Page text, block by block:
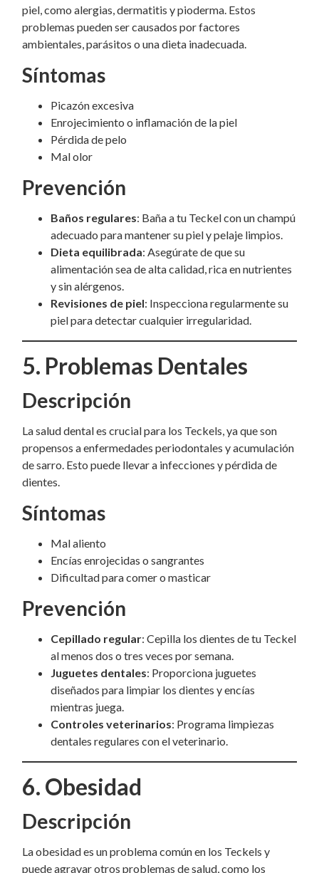
piel, como alergias, dermatitis y pioderma. Estos
problemas pueden ser causados por factores
ambientales, parásitos o una dieta inadecuada.
Síntomas
Picazón excesiva
Enrojecimiento o inflamación de la piel
Pérdida de pelo
Mal olor
Prevención
Baños regulares: Baña a tu Teckel con un champú
adecuado para mantener su piel y pelaje limpios.
Dieta equilibrada: Asegúrate de que su
alimentación sea de alta calidad, rica en nutrientes
y sin alérgenos.
Revisiones de piel: Inspecciona regularmente su
piel para detectar cualquier irregularidad.
5. Problemas Dentales
Descripción
La salud dental es crucial para los Teckels, ya que son
propensos a enfermedades periodontales y acumulación
de sarro. Esto puede llevar a infecciones y pérdida de
dientes.
Síntomas
Mal aliento
Encías enrojecidas o sangrantes
Dificultad para comer o masticar
Prevención
Cepillado regular: Cepilla los dientes de tu Teckel
al menos dos o tres veces por semana.
Juguetes dentales: Proporciona juguetes
diseñados para limpiar los dientes y encías
mientras juega.
Controles veterinarios: Programa limpiezas
dentales regulares con el veterinario.
6. Obesidad
Descripción
La obesidad es un problema común en los Teckels y
puede agravar otros problemas de salud, como los